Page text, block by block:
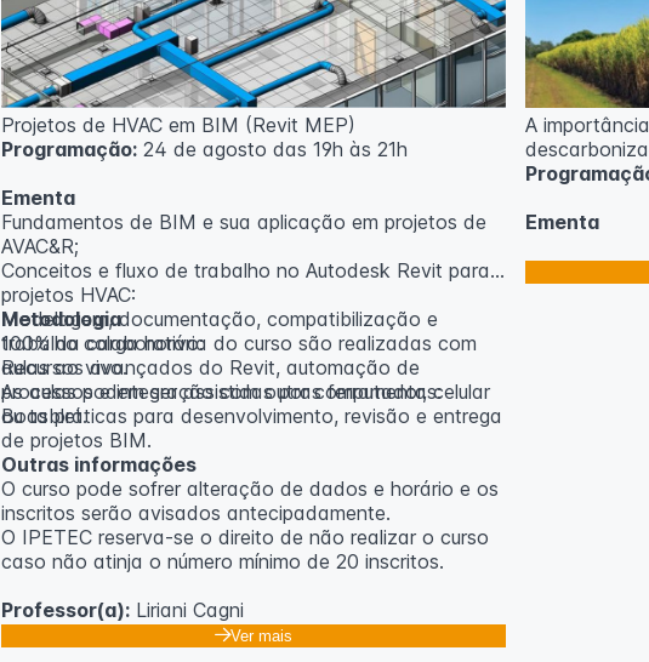
Projetos de HVAC em BIM (Revit MEP)
Programação:24 de agosto das 19h às 21h
Ementa
Fundamentos de BIM e sua aplicação em projetos de
AVAC&R;
Conceitos e fluxo de trabalho no Autodesk Revit para
projetos HVAC:
Modelagem, documentação, compatibilização e
trabalho colaborativo:
Recursos avançados do Revit, automação de
processos e integração com outras ferramentas:
Boas práticas para desenvolvimento, revisão e entrega
de projetos BIM.
Metodologia
100% da carga horária do curso são realizadas com
aulas ao vivo.
As aulas podem ser assistidas por computador, celular
ou tablet.
Outras informações
O curso pode sofrer alteração de dados e horário e os
inscritos serão avisados ​​antecipadamente.
O IPETEC reserva-se o direito de não realizar o curso
caso não atinja o número mínimo de 20 inscritos.
Professor(a):Liriani Cagni
Ver mais
A
Ementa